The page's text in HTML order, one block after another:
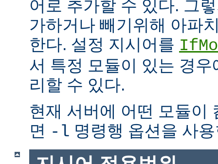
어로 추가할 수 있다. 그
가하거나 빼기위해 아파
한다. 설정 지시어를
서 특정 모듈이 있는 경
리할 수 있다.
현재 서버에 어떤 모듈이
면 -l 명령행 옵션을 사